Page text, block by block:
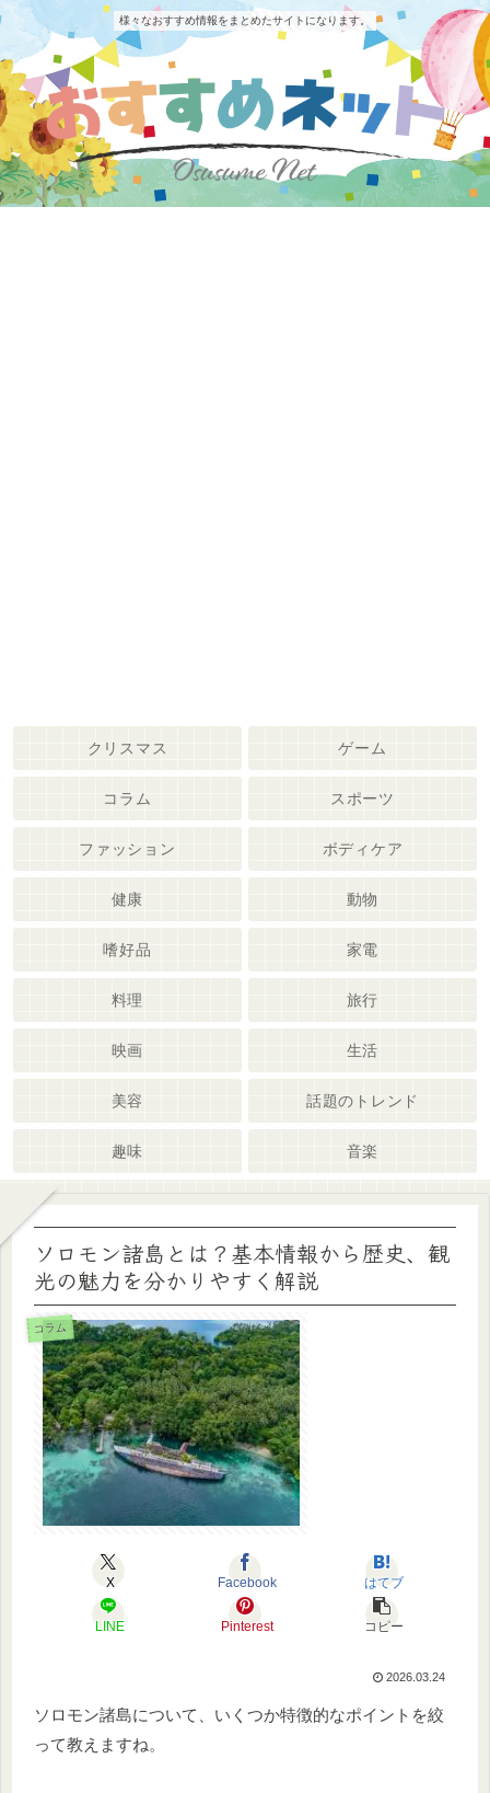
様々なおすすめ情報をまとめたサイトになります。
クリスマス ゲーム
コラム スポーツ
ファッション ボディケア
健康 動物
嗜好品 家電
料理 旅行
映画 生活
美容 話題のトレンド
趣味 音楽
ソロモン諸島とは？基本情報から歴史、観
光の魅力を分かりやすく解説
コラム
X Facebook はてブ
LINE Pinterest コピー
2026.03.24
ソロモン諸島について、いくつか特徴的なポイントを絞
って教えますね。